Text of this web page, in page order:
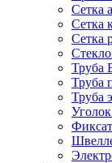
Сетка
Сетка
Сетка
Труба
Труба
Труба